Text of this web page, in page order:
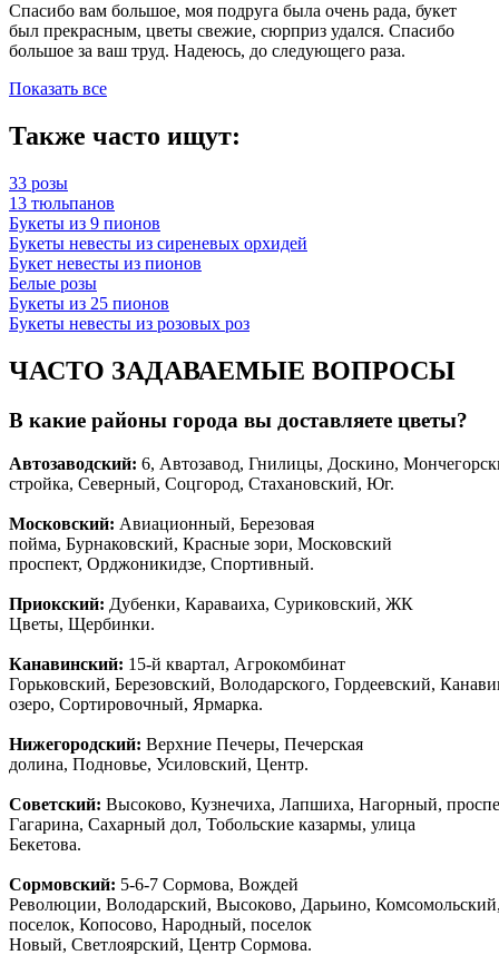
Спасибо вам большое, моя подруга была очень рада, букет
был прекрасным, цветы свежие, сюрприз удался. Спасибо
большое за ваш труд. Надеюсь, до следующего раза.
Показать все
Также часто ищут:
33 розы
13 тюльпанов
Букеты из 9 пионов
Букеты невесты из сиреневых орхидей
Букет невесты из пионов
Белые розы
Букеты из 25 пионов
Букеты невесты из розовых роз
ЧАСТО ЗАДАВАЕМЫЕ ВОПРОСЫ
В какие районы города вы доставляете цветы?
Автозаводский: 6, Автозавод, Гнилицы, Доскино,
стройка, Северный, Соцгород, Стахановский, Юг.
Московский: Авиационный, Березовая
пойма, Бурнаковский, Красные зори, Московский
проспект, Орджоникидзе, Спортивный.
Приокский: Дубенки, Караваиха, Суриковский, ЖК
Цветы, Щербинки.
Канавинский: 15-й квартал, Агрокомбинат
Горьковский, Березовский, Володарского, Гордеевский,
озеро, Сортировочный, Ярмарка.
Нижегородский: Верхние Печеры, Печерская
долина, Подновье, Усиловский, Центр.
Советский: Высоково, Кузнечиха, Лапшиха, Нагорный,
Гагарина, Сахарный дол, Тобольские казармы, улица
Бекетова.
Сормовский: 5-6-7 Сормова, Вождей
Революции, Володарский, Высоково, Дарьино,
поселок, Копосово, Народный, поселок
Новый, Светлоярский, Центр Сормова.